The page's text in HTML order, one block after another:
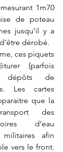
1m70
de poteau
jusqu’il y a
dérobé.
ces piquets
(parfois
dépôts de
Les cartes
que la
des
d’eau
afin
vers le front.